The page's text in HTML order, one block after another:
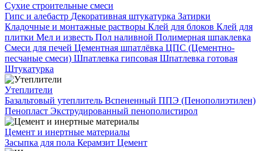
Сухие строительные смеси
Гипс и алебастр Декоративная штукатурка Затирки
Кладочные и монтажные растворы Клей для блоков Клей для
плитки Мел и известь Пол наливной Полимерная шпаклевка
Смеси для печей Цементная шпатлёвка ЦПС (Цементно-
песчаные смеси) Шпатлевка гипсовая Шпатлевка готовая
Штукатурка
Утеплители
Базальтовый утеплитель Вспененный ППЭ (Пенополиэтилен)
Пенопласт Экструдированный пенополистирол
Цемент и инертные материалы
Засыпка для пола Керамзит Цемент